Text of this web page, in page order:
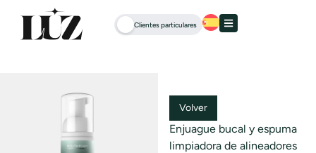
Clientes particulares
Volver
Enjuague bucal y espuma
limpiadora de alineadores